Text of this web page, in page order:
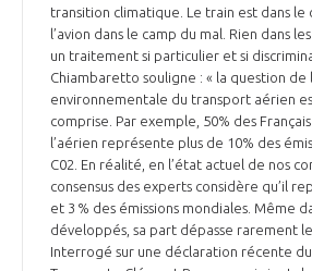
transition climatique. Le train est dans le
l’avion dans le camp du mal. Rien dans
un traitement si particulier et si
Chiambaretto souligne : « la question de
environnementale du transport aérien
comprise. Par exemple, 50% des
l’aérien représente plus de 10% des
C02. En réalité, en l’état actuel de nos
consensus des experts considère qu’il
et 3 % des émissions mondiales. Même
développés, sa part dépasse rarement les
Interrogé sur une déclaration récente